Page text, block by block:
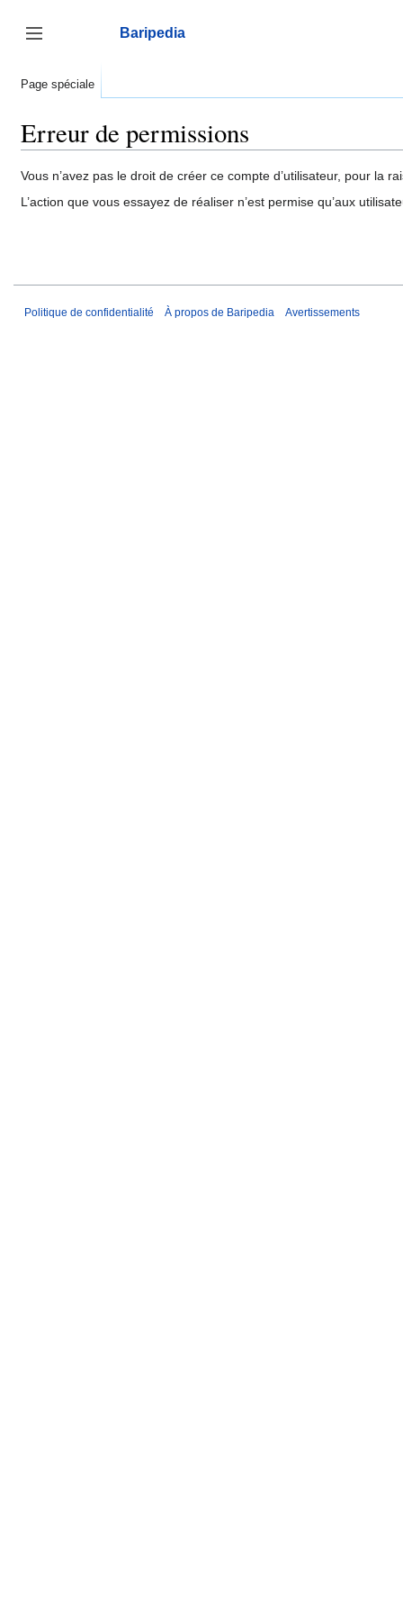
contenu
Afficher / masquer la barre latérale
Baripedia
Page spéciale
Erreur de permissions
Vous n’avez pas le droit de créer ce compte d’utilisateur, pour la
L’action que vous essayez de réaliser n’est permise qu’aux
Politique de confidentialité À propos de Baripedia Avertissements